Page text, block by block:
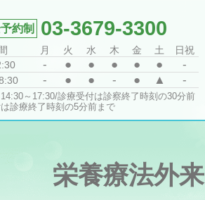
03-3679-3300
～17:30/診療受付は診察終了時刻の30分前
診療終了時刻の5分前まで
月 火 水 木 金 土
日祝
- ● ● ● ● ● -
- ● ● - ● ▲ -
栄養療法外来